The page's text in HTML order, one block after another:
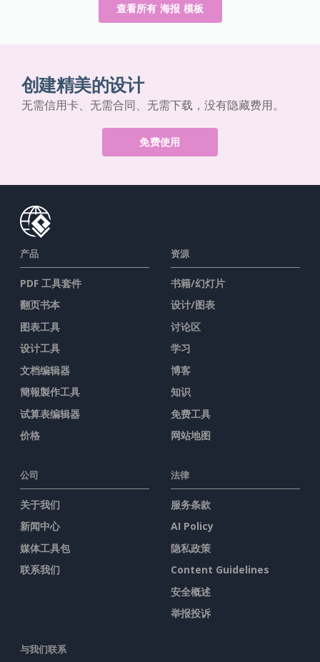
查看所有 海报 模板
创建精美的设计
无需信用卡、无需合同、无需下载，没有隐藏费用。
免费使用
产品
PDF 工具套件
翻页书本
图表工具
设计工具
文档编辑器
簡報製作工具
试算表编辑器
价格
资源
书籍/幻灯片
设计/图表
讨论区
学习
博客
知识
免费工具
网站地图
公司
关于我们
新闻中心
媒体工具包
联系我们
法律
服务条款
AI Policy
隐私政策
Content Guidelines
安全概述
举报投诉
与我们联系